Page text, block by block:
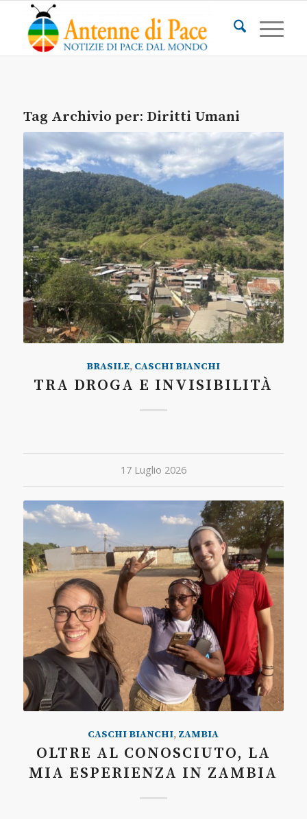
Tag Archivio per: Diritti Umani
BRASILE, CASCHI BIANCHI
TRA DROGA E INVISIBILITÀ
17 Luglio 2026
CASCHI BIANCHI, ZAMBIA
OLTRE AL CONOSCIUTO, LA
MIA ESPERIENZA IN ZAMBIA